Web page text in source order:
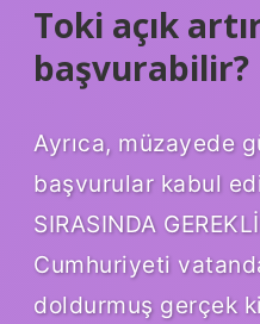
Toki açık
başvurabilir?
Ayrıca, müzayede
başvurular kabul
SIRASINDA
Cumhuriyeti
doldurmuş gerçek